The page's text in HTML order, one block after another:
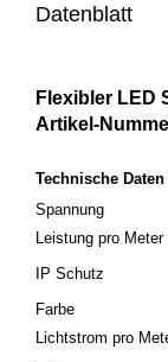
Datenblatt
Flexibler LED
Artikel-
Technische Daten
Spannung
Leistung pro Meter
IP Schutz
Farbe
Lichtstrom pro